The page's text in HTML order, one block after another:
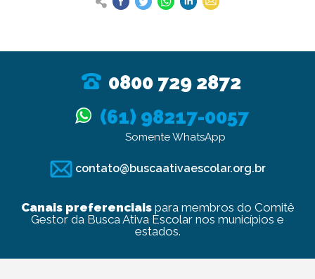
0800 729 2872
(61) 98217-0057
Somente WhatsApp
contato@buscaativaescolar.org.br
Canais preferenciaispara membros do Comitê
Gestor da Busca Ativa Escolar nos municípios e
estados.